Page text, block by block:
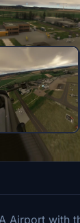
Airport with